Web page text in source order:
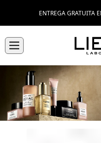
ENTREGA GRATUITA